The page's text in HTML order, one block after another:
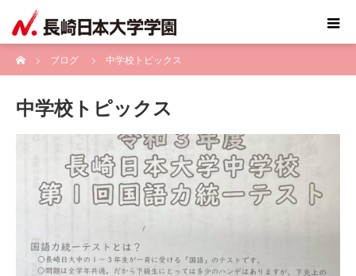
ブログ
中学校トピックス
中学校トピックス